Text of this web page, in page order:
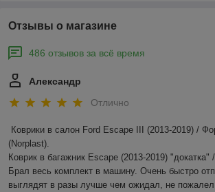
Отзывы о магазине
486 отзывов за всё время
Александр
Отлично
Коврики в салон Ford Escape III (2013-2019) /
(Norplast).
Коврик в багажник Escape (2013-2019) "докатка"
Брал весь комплект в машину. Очень быстро
выглядят в разы лучше чем ожидал, не